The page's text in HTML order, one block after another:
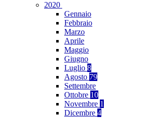
2020
Gennaio
Febbraio
Marzo
Aprile
Maggio
Giugno
Luglio 8
Agosto 79
Settembre
Ottobre 10
Novembre 1
Dicembre 4